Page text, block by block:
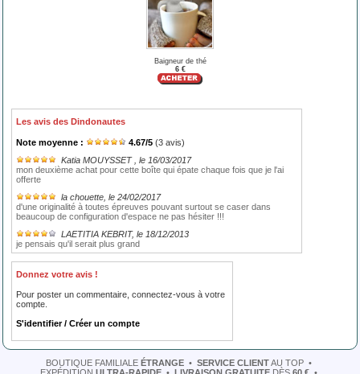
Baigneur de thé
6 €
Les avis des Dindonautes
Note moyenne : 4.67/5 (3 avis)
Katia MOUYSSET
, le 16/03/2017
mon deuxième achat pour cette boîte qui épate chaque fois que je l'ai
offerte
la chouette , le 24/02/2017
d'une originalité à toutes épreuves pouvant surtout se caser dans
beaucoup de configuration d'espace ne pas hésiter !!!
LAETITIA KEBRIT, le 18/12/2013
je pensais qu'il serait plus grand
Donnez votre avis !
Pour poster un commentaire, connectez-vous à votre
compte.
S'identifier / Créer un compte
BOUTIQUE FAMILIALE ÉTRANGE • SERVICE CLIENTAU TOP •